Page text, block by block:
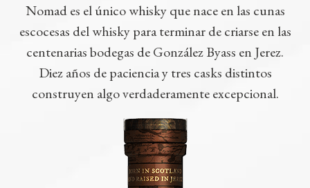
Nomad es el único whisky que nace en las cunas
escocesas del whisky para terminar de criarse en las
centenarias bodegas de González Byass en Jerez.
Diez años de paciencia y tres casks distintos
construyen algo verdaderamente excepcional.